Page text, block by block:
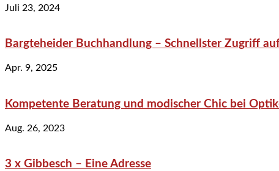
Juli 23, 2024
Bargteheider Buchhandlung – Schnellster Zugriff
Apr. 9, 2025
Kompetente Beratung und modischer Chic bei
Aug. 26, 2023
3 x Gibbesch – Eine Adresse